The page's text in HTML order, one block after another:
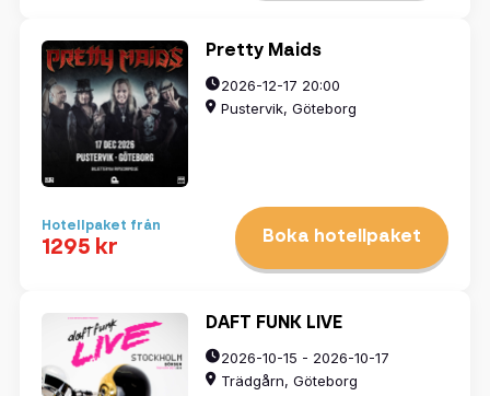
Pretty Maids
2026-12-17 20:00
Pustervik, Göteborg
Hotellpaket från
1295 kr Boka hotellpaket
DAFT FUNK LIVE
2026-10-15 - 2026-10-17
Trädgårn, Göteborg